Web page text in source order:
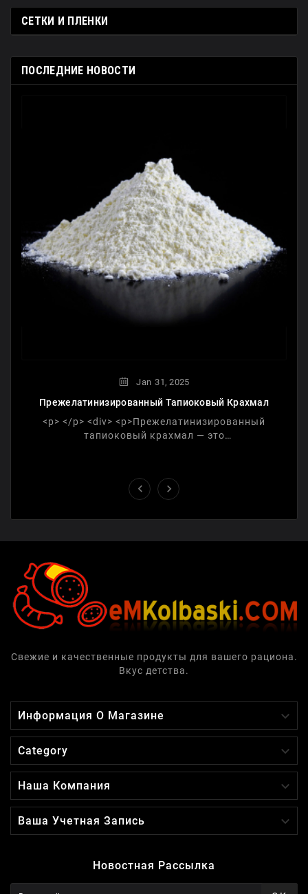
СЕТКИ И ПЛЕНКИ
ПОСЛЕДНИЕ НОВОСТИ
Jan 31, 2025
Прежелатинизированный Тапиоковый Крахмал
<p> </p> <div> <p>Прежелатинизированный
тапиоковый крахмал — это
что ...
 
Свежие и качественные продукты для вашего рациона.
Вкус детства.
Информация О Магазине 
Category 
Наша Компания 
Ваша Учетная Запись 
Новостная Рассылка